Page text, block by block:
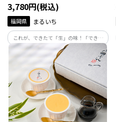
3,780円(税込)
福岡県 まるいち
これが、できたて「生」の味！「できた
て」の鮮度と、はじける美味しさは完全
受注生産ならでは。 どなたにも喜ばれる
贅沢な明太子です。